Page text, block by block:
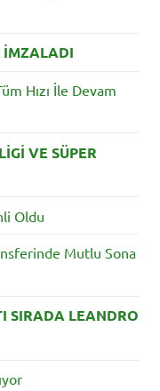
İMZALADI
Hızı İle Devam
VE SÜPER
Oldu
Mutlu Sona
SIRADA LEANDRO